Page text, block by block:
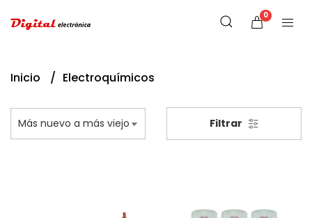
0
Inicio Electroquímicos
Filtrar